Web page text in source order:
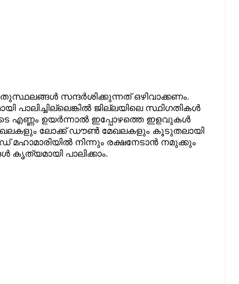
സന്ദർശിക്കുന്നത് ഒഴിവാക്കണം.
പാലിച്ചില്ലെങ്കിൽ ജില്ലയിലെ സ്ഥിഗതികൾ
എണ്ണം ഉയർന്നാൽ ഇപ്പോഴത്തെ ഇളവുകൾ
ലോക്ക് ഡൗൺ മേഖലകളും കൂടുതലായി
നിന്നും രക്ഷനേടാൻ നമുക്കും
കൃത്യമായി പാലിക്കാം.